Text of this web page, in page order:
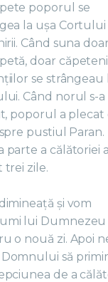
poporul se
la ușa Cortului
Când suna
doar
se strângeau
Când norul s-a
poporul a plecat
pustiul Paran.
parte a călătoriei a
trei zile.
și vom
lui Dumnezeu
o nouă zi. Apoi
să
de a